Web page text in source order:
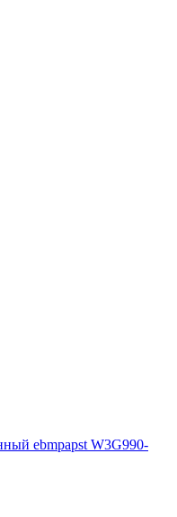
ebmpapst W3G990-